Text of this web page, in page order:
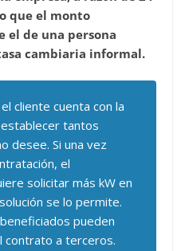
que el monto
el de una persona
cambiaria informal.
cliente cuenta con la
tantos
desee. Si una vez
el
solicitar más kW en
se lo permite.
pueden
contrato a terceros.